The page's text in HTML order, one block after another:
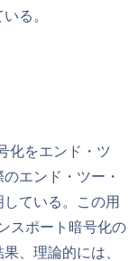
る。
化をエンド・ツ
エンド・ツー・
ている。この用
スポート暗号化の
、理論的には、